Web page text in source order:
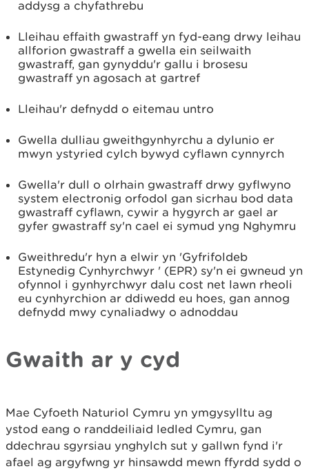
addysg a chyfathrebu
Lleihau effaith gwastraff yn fyd-eang drwy leihau
allforion gwastraff a gwella ein seilwaith
gwastraff, gan gynyddu'r gallu i brosesu
gwastraff yn agosach at gartref
Lleihau'r defnydd o eitemau untro
Gwella dulliau gweithgynhyrchu a dylunio er
mwyn ystyried cylch bywyd cyflawn cynnyrch
Gwella'r dull o olrhain gwastraff drwy gyflwyno
system electronig orfodol gan sicrhau bod data
gwastraff cyflawn, cywir a hygyrch ar gael ar
gyfer gwastraff sy'n cael ei symud yng Nghymru
Gweithredu'r hyn a elwir yn 'Gyfrifoldeb
Estynedig Cynhyrchwyr ' (EPR) sy'n ei gwneud yn
ofynnol i gynhyrchwyr dalu cost net lawn rheoli
eu cynhyrchion ar ddiwedd eu hoes, gan annog
defnydd mwy cynaliadwy o adnoddau
Gwaith ar y cyd
Mae Cyfoeth Naturiol Cymru yn ymgysylltu ag
ystod eang o randdeiliaid ledled Cymru, gan
ddechrau sgyrsiau ynghylch sut y gallwn fynd i'r
afael ag argyfwng yr hinsawdd mewn ffyrdd sydd o